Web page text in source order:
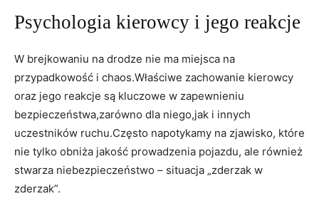
Psychologia kierowcy i⁢ jego ⁤reakcje
W ⁤brejkowaniu na drodze nie ma miejsca na
przypadkowość i ⁤chaos.Właściwe zachowanie kierowcy
oraz ⁢jego‌ reakcje są kluczowe w zapewnieniu
⁣bezpieczeństwa,zarówno ⁢dla niego,jak i ⁣innych⁢
uczestników⁣ ruchu.Często napotykamy⁣ na ‌zjawisko, ⁤które
nie tylko obniża⁤ jakość⁤ prowadzenia pojazdu, ale ​również
stwarza niebezpieczeństwo – situacja⁢ „zderzak⁤ w
zderzak”.